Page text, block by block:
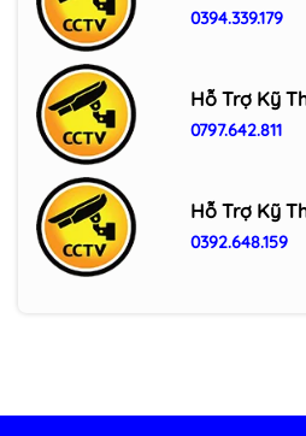
0394.339.179
Hỗ Trợ Kỹ
0797.642.811
Hỗ Trợ Kỹ
0392.648.159